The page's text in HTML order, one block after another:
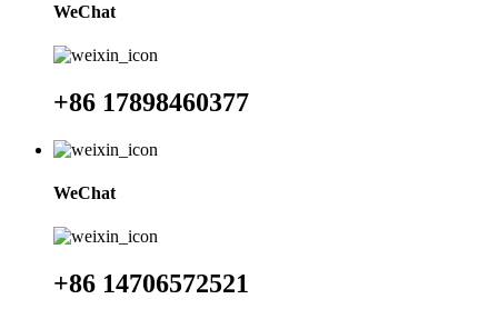
WeChat
+86 17898460377
WeChat
+86 14706572521